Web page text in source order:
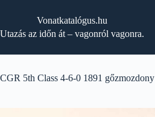
Vonatkatalógus.hu
Utazás az időn át – vagonról vagonra.
CGR 5th Class 4-6-0 1891 gőzmozdony